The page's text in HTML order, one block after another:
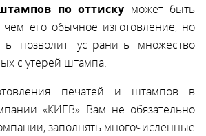
по оттиску может быть
его обычное изготовление, но
позволит устранить множество
с утерей штампа.
печатей и штампов в
«КИЕВ» Вам не обязательно
заполнять многочисленные